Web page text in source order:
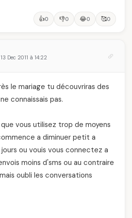
👍0 👎0 😂0 🥰0
Dec 2011 à 14:22
le mariage tu découvriras des
connaissais pas.
vous utilisez trop de moyens
a diminuer petit a
ou vouis vous connectez a
moins d'sms ou au contraire
oubli les conversations